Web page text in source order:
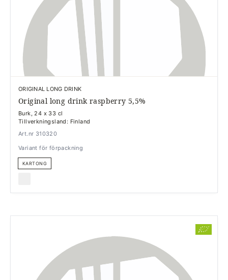
ORIGINAL LONG DRINK
Original long drink raspberry 5,5%
Burk, 24 x 33 cl
Tillverkningsland: Finland
Art.nr 310320
Variant för förpackning
KARTONG